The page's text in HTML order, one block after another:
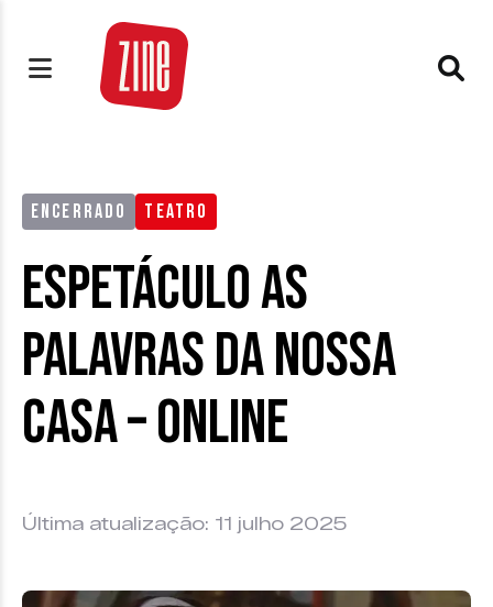
ENCERRADO TEATRO
Espetáculo As
Palavras da Nossa
Casa – Online
Última atualização: 11 julho 2025